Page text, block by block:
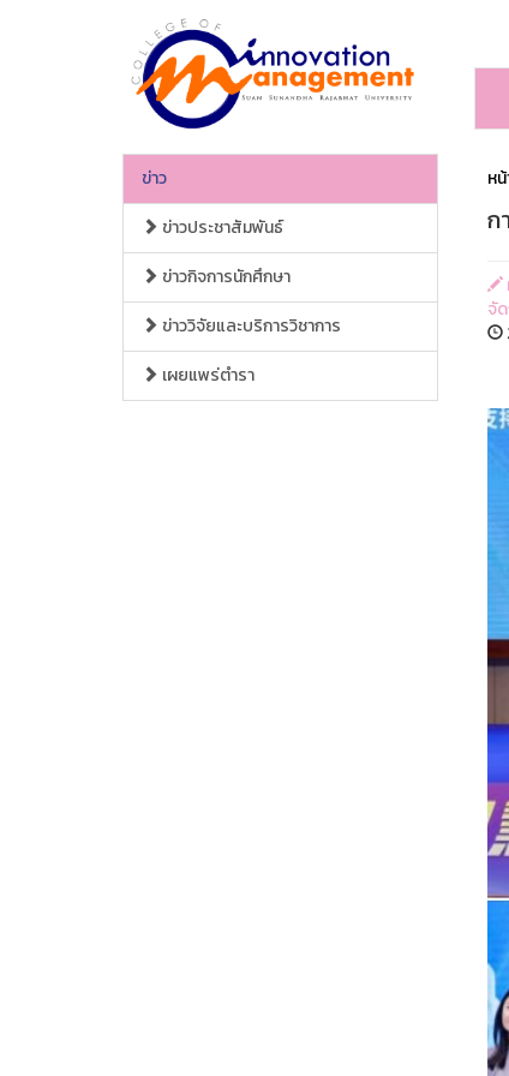
ข่าว
ข่าวประชาสัมพันธ์
ข่าวกิจการนักศึกษา
ข่าววิจัยและบริการวิชาการ
เผยแพร่ตำรา
ห
ก
จั